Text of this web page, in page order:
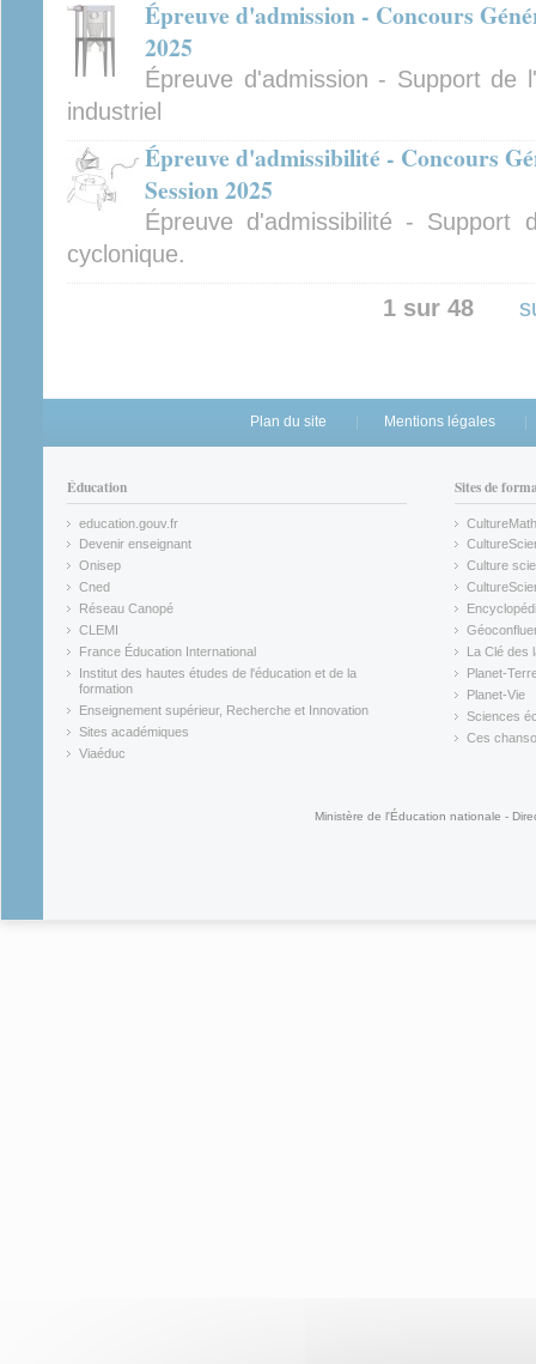
Épreuve d'admission - Concours
2025
Épreuve d'admission - Support de
industriel
Épreuve d'admissibilité - Concours
Session 2025
Épreuve d'admissibilité - Support
cyclonique.
1 sur 48
Plan du site Mentions légales
Éducation
education.gouv.fr
(link is external)
Devenir enseignant
(link is external)
Onisep
(link is external)
Cned
(link is external)
Réseau Canopé
(link is external)
CLEMI
(link is external)
France Éducation International
(link is external)
Institut des hautes études de l'éducation et de la
formation
(link is external)
Enseignement supérieur, Recherche et Innovation
(link is external)
Sites académiques
(link is external)
Viaéduc
Sites de
CultureMath
(link is
(link is
Culture
(link is
(link is
(link is
La Clé des
(link is
Planet-
(link is
Planet-Vie
(link is
Sciences
(link is
Ces
Ministère de l'Éducation nationale -